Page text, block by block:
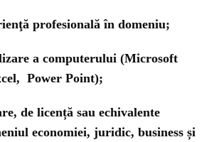
profesională în domeniu;
a computerului (Microsoft
Power Point);
de licență sau echivalente
economiei, juridic, business și